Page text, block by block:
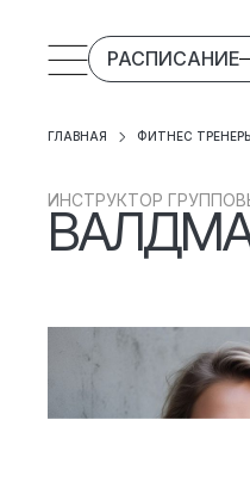
РАСПИСАНИЕ
ГЛАВНАЯ ФИТНЕС
ИНСТРУКТОР